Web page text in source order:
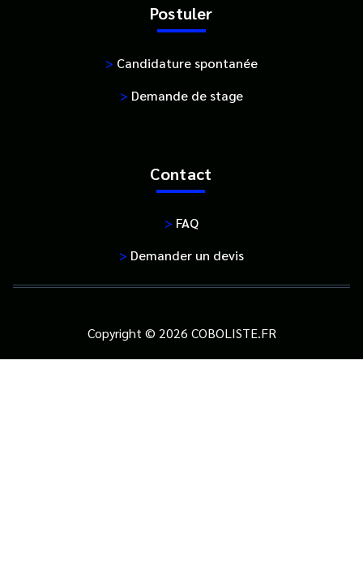
Postuler
> Candidature spontanée
> Demande de stage
Contact
> FAQ
> Demander un devis
Copyright © 2026 COBOLISTE.FR